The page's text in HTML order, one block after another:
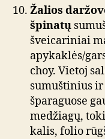
Žalios
špinatų
šveicariniai
apykaklės/
choy. Vietoj
sumuštinius
šparaguose
medžiagų,
kalis, folio